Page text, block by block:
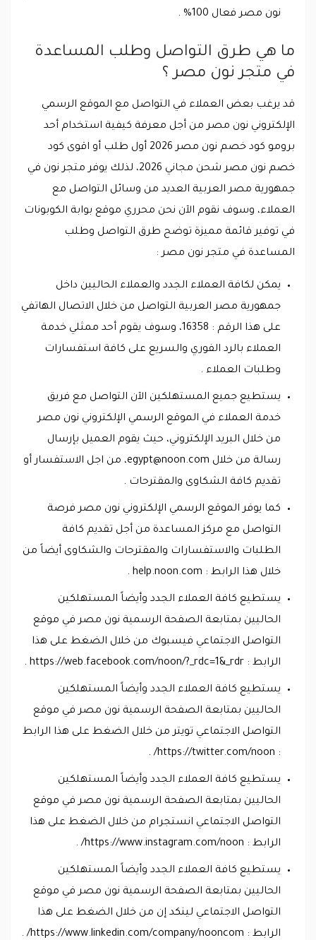
نون مصر فعال 100% .
ما هي طرق التواصل وطلب المساعدة
في متجر نون مصر ؟
قد يرغب بعض العملاء في التواصل مع الموقع الرسمي
الإلكتروني نون مصر من أجل معرفة كيفية استخدام أحد
برومو كود خصم نون مصر 2026 أول طلب أو اقوى كود
خصم نون مصر شحن مجاني 2026، لذلك يوفر متجر نون في
جمهورية مصر العربية العديد من وسائل التواصل مع
العملاء، وسوف نقوم الآن نحن محرري موقع بوابة الكوبونات
في توفير قائمة مميزة توضح طرق التواصل وطلب
المساعدة في متجر نون مصر :
يمكن لكافة العملاء الجدد والعملاء الحاليين داخل
جمهورية مصر العربية التواصل من خلال الاتصال الهاتفي
على هذا الرقم : 16358، وسوف يقوم أحد ممثلي خدمة
العملاء بالرد الفوري والسريع على كافة استفسارات
وطلبات العملاء .
يستطيع جميع المستهلكين الآن التواصل مع فريق
خدمة العملاء في الموقع الرسمي الإلكتروني نون مصر
من خلال البريد الإلكتروني، حيث يقوم العميل بإرسال
رسالة من خلال egypt@noon.com، من اجل الاستفسار أو
تقديم كافة الشكاوى والمقترحات .
كما يوفر الموقع الرسمي الإلكتروني نون مصر فرصة
التواصل مع مركز المساعدة من أجل تقديم كافة
الطلبات والاستفسارات والمقترحات والشكاوى أيضاً من
خلال هذا الرابط : help.noon.com .
يستطيع كافة العملاء الجدد وأيضاً المستهلكين
الحاليين بمتابعة الصفحة الرسمية نون مصر في موقع
التواصل الاجتماعي فيسبوك من خلال الضغط على هذا
الرابط : https://web.facebook.com/noon/?_rdc=1&_rdr .
يستطيع كافة العملاء الجدد وأيضاً المستهلكين
الحاليين بمتابعة الصفحة الرسمية نون مصر في موقع
التواصل الاجتماعي تويتر من خلال الضغط على هذا الرابط
: https://twitter.com/noon/ .
يستطيع كافة العملاء الجدد وأيضاً المستهلكين
الحاليين بمتابعة الصفحة الرسمية نون مصر في موقع
التواصل الاجتماعي انستجرام من خلال الضغط على هذا
الرابط : https://www.instagram.com/noon/ .
يستطيع كافة العملاء الجدد وأيضاً المستهلكين
الحاليين بمتابعة الصفحة الرسمية نون مصر في موقع
التواصل الاجتماعي لينكد إن من خلال الضغط على هذا
الرابط : https://www.linkedin.com/company/nooncom/ .